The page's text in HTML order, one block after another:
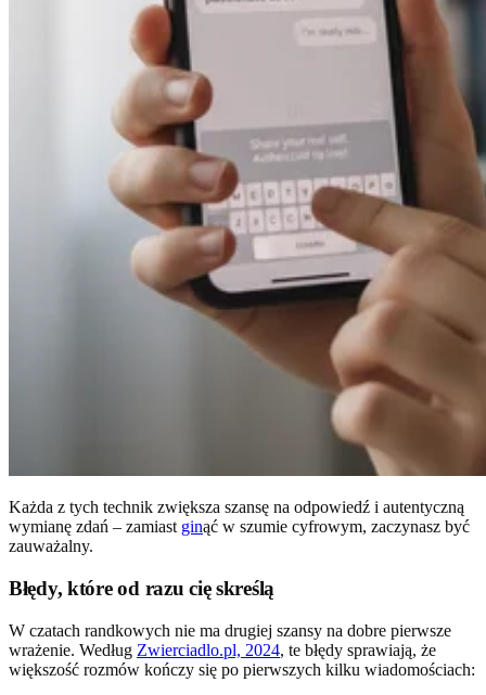
Każda z tych technik zwiększa szansę na odpowiedź i autentyczną
wymianę zdań – zamiast ginąć w szumie cyfrowym, zaczynasz być
zauważalny.
Błędy, które od razu cię skreślą
W czatach randkowych nie ma drugiej szansy na dobre pierwsze
wrażenie. Według Zwierciadlo.pl, 2024, te błędy sprawiają, że
większość rozmów kończy się po pierwszych kilku wiadomościach: